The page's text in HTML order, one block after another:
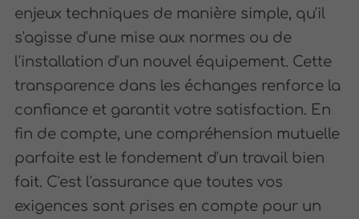
enjeux techniques de manière simple, qu'il
s'agisse d'une mise aux normes ou de
l'installation d'un nouvel équipement. Cette
transparence dans les échanges renforce la
confiance et garantit votre satisfaction. En
fin de compte, une compréhension mutuelle
parfaite est le fondement d'un travail bien
fait. C'est l'assurance que toutes vos
exigences sont prises en compte pour un